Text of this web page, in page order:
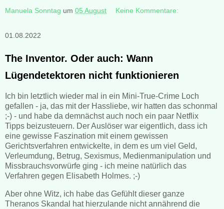
Manuela Sonntag um 05 August Keine Kommentare:
01.08.2022
The Inventor. Oder auch: Wann
Lügendetektoren nicht funktionieren
Ich bin letztlich wieder mal in ein Mini-True-Crime Loch
gefallen - ja, das mit der Hassliebe, wir hatten das schonmal
;-) - und habe da demnächst auch noch ein paar Netflix
Tipps beizusteuern. Der Auslöser war eigentlich, dass ich
eine gewisse Faszination mit einem gewissen
Gerichtsverfahren entwickelte, in dem es um viel Geld,
Verleumdung, Betrug, Sexismus, Medienmanipulation und
Missbrauchsvorwürfe ging - ich meine natürlich das
Verfahren gegen Elisabeth Holmes. ;-)
Aber ohne Witz, ich habe das Gefühlt dieser ganze
Theranos Skandal hat hierzulande nicht annährend die